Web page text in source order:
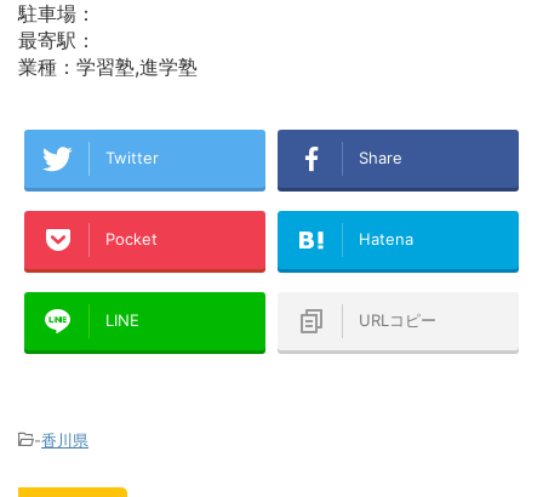
駐車場：
最寄駅：
業種：学習塾,進学塾
Twitter Share
Pocket Hatena
LINE URLコピー
-香川県